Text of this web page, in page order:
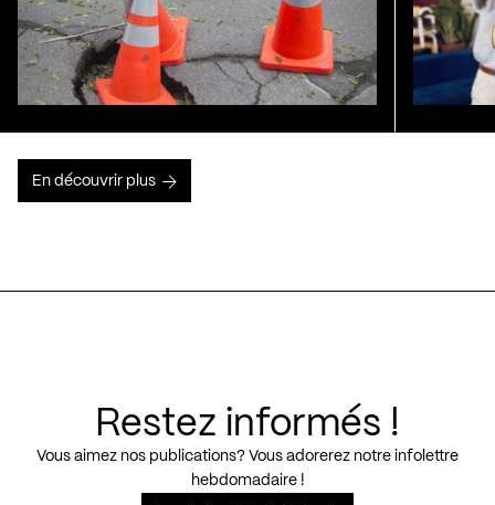
En découvrir plus
Restez informés !
Vous aimez nos publications? Vous adorerez notre infolettre
hebdomadaire !